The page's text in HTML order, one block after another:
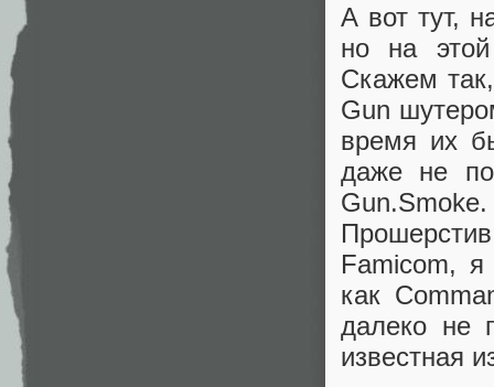
А вот тут,
но на этой
Скажем
Gun
время их
даже не
Famicom, я
как
далеко не
известная